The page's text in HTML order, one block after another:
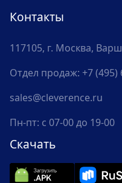
Контакты
117105, г. Москва,
Отдел продаж: +7 (495)
sales@cleverence.ru
Пн-пт: с 07-00 до 19-00
Скачать